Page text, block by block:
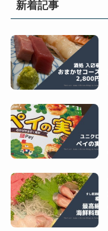
新着記事